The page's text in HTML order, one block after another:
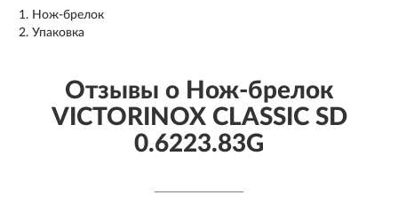
Нож-брелок
Упаковка
Отзывы о Нож-брелок
VICTORINOX CLASSIC SD
0.6223.83G